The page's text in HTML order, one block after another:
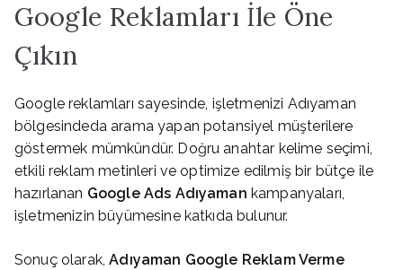
Google Reklamları İle Öne
Çıkın
Google reklamları sayesinde, işletmenizi Adıyaman
bölgesindeda arama yapan potansiyel müşterilere
göstermek mümkündür. Doğru anahtar kelime seçimi,
etkili reklam metinleri ve optimize edilmiş bir bütçe ile
hazırlanan Google Ads Adıyaman kampanyaları,
işletmenizin büyümesine katkıda bulunur.
Sonuç olarak,Adıyaman Google Reklam Verme